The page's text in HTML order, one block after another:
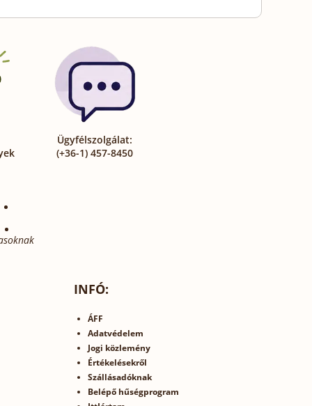
Ügyfélszolgálat:
(+36-1) 457-8450
INFÓ:
ÁFF
Adatvédelem
Jogi közlemény
Értékelésekről
Szállásadóknak
Belépő hűségprogram